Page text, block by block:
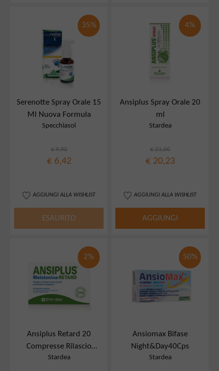
35%
Serenotte Spray Orale 15
Ml Nuova Formula
Specchiasol
€ 9,90
€ 6,42
AGGIUNGI ALLA WISHLIST
ESAURITO
4%
Ansiplus Spray Orale 20
ml
Stardea
€ 21,00
€ 20,23
AGGIUNGI ALLA WISHLIST
AGGIUNGI
2%
Ansiplus Retard 20
Compresse Rilascio
controllato
Stardea
50%
Ansiomax Bifase
Night&Day40Cps
Stardea